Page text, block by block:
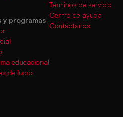
y programas
educacional
de lucro
Términos de servicio
Centro de ayuda
Contáctanos